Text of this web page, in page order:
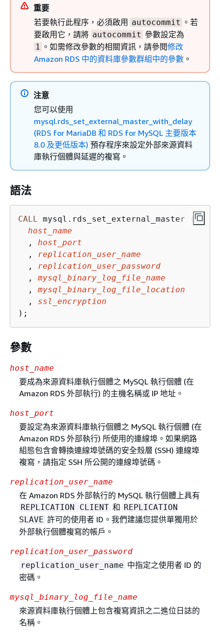
重要
若要執行此程序，必須啟用 autocommit 。若
要啟用它，請將 autocommit 參數設定為
1 。如需修改參數的相關資訊，請參閱修改
Amazon RDS 中的資料庫參數群組中的參數 。
注意
您可以使用
mysql.rds_set_external_master_with_delay
(RDS for MariaDB 和 RDS for MySQL 主要版本
8.0 及更低版本) 預存程序來設定外部來源資料
庫執行個體與延遲的複寫。
語法
CALL
mysql.rds_set_external_master (
host_name
  ,
host_port
  ,
replication_user_name
  ,
replication_user_password
  ,
mysql_binary_log_file_name
  ,
mysql_binary_log_file_location
  ,
ssl_encryption
);
參數
host_name
要成為來源資料庫執行個體之 MySQL 執行個體 (在
Amazon RDS 外部執行) 的主機名稱或 IP 地址。
host_port
要設定為來源資料庫執行個體之 MySQL 執行個體 (在
Amazon RDS 外部執行) 所使用的連線埠。如果網路
組態包含會轉換連線埠號碼的安全殼層 (SSH) 連線埠
複寫，請指定 SSH 所公開的連線埠號碼。
replication_user_name
在 Amazon RDS 外部執行的 MySQL 執行個體上具有
REPLICATION CLIENT 和 REPLICATION
SLAVE 許可的使用者 ID。我們建議您提供單獨用於
外部執行個體複寫的帳戶。
replication_user_password
replication_user_name 中指定之使用者 ID 的
密碼。
mysql_binary_log_file_name
來源資料庫執行個體上包含複寫資訊之二進位日誌的
名稱。